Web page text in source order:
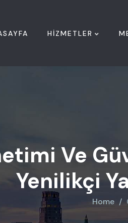
HIZMETLER
Ve
Yenilikçi
Home